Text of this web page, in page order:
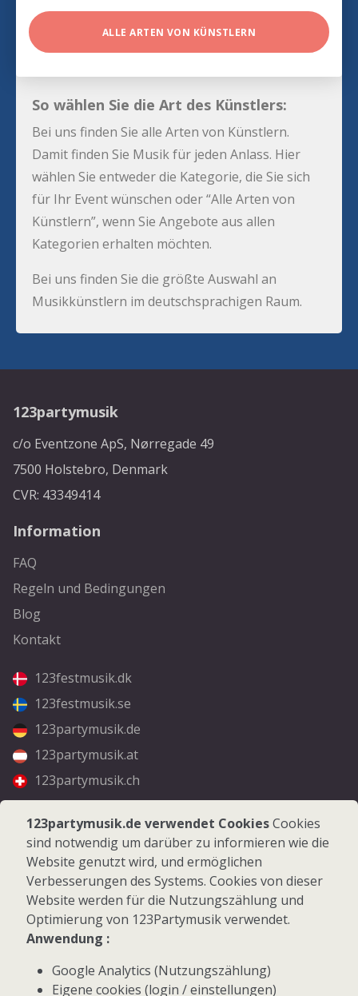
ALLE ARTEN VON KÜNSTLERN
So wählen Sie die Art des Künstlers:
Bei uns finden Sie alle Arten von Künstlern.
Damit finden Sie Musik für jeden Anlass. Hier
wählen Sie entweder die Kategorie, die Sie sich
für Ihr Event wünschen oder “Alle Arten von
Künstlern”, wenn Sie Angebote aus allen
Kategorien erhalten möchten.
Bei uns finden Sie die größte Auswahl an
Musikkünstlern im deutschsprachigen Raum.
123partymusik
c/o Eventzone ApS, Nørregade 49
7500 Holstebro, Denmark
CVR: 43349414
Information
FAQ
Regeln und Bedingungen
Blog
Kontakt
123festmusik.dk
123festmusik.se
123partymusik.de
123partymusik.at
123partymusik.ch
Folgen Sie uns
Facebook
Instagram
© 2026 123Partymusik.de - Alle Rechte vorbehalten
123partymusik.de verwendet CookiesCookies
sind notwendig um darüber zu informieren wie die
Website genutzt wird, und ermöglichen
Verbesserungen des Systems. Cookies von dieser
Website werden für die Nutzungszählung und
Optimierung von 123Partymusik verwendet.
Anwendung :
Google Analytics (Nutzungszählung)
Eigene cookies (login / einstellungen)